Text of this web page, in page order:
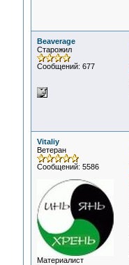
Beaverage
Старожил
Сообщений: 677
Vitaliy
Ветеран
Сообщений: 5586
Материалист